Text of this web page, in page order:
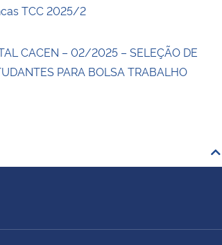
TCC 2025/2
CACEN – 02/2025 – SELEÇÃO DE
PARA BOLSA TRABALHO